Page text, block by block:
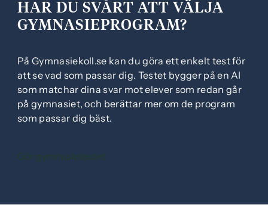
HAR DU SVÅRT ATT VÄLJA
GYMNASIEPROGRAM?
På Gymnasiekoll.se kan du göra ett enkelt test för
att se vad som passar dig. Testet bygger på en AI
som matchar dina svar mot elever som redan går
på gymnasiet, och berättar mer om de program
som passar dig bäst.
Gör gymnasietestet